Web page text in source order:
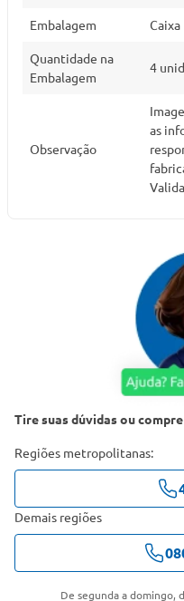
Embalagem Caixa
Quantidade na
Embalagem
4
Observação
as
Tire suas dúvidas ou
Regiões metropolitanas:
Demais regiões
De segunda a domingo,